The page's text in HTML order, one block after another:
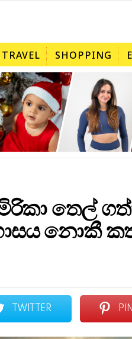
SHOPPING
තෙල්
නොකී
TWITTER